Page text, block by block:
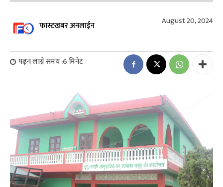
फास्टखबर अनलाईन August 20, 2024
पढ्न लाग्ने समय :6मिनेट